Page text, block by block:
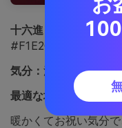
十六進：
#561321
#F1E2C8
気分： 温かくてお祝
最適な場合:
秋の結婚
暖かくてお祝い気分